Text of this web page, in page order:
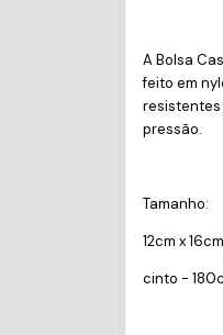
A Bolsa
feito em
resistentes
pressão.
Tamanho:
12cm x
cinto -